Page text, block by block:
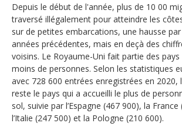
Depuis le début de l'année, plus de 10 00
traversé illégalement pour atteindre les
sur de petites embarcations, une hausse
années précédentes, mais en deçà des
voisins. Le Royaume-Uni fait partie des pays
moins de personnes. Selon les statistiques
avec 728 600 entrées enregistrées en 2020,
reste le pays qui a accueilli le plus de
sol, suivie par l’Espagne (467 900), la France
l’Italie (247 500) et la Pologne (210 600).